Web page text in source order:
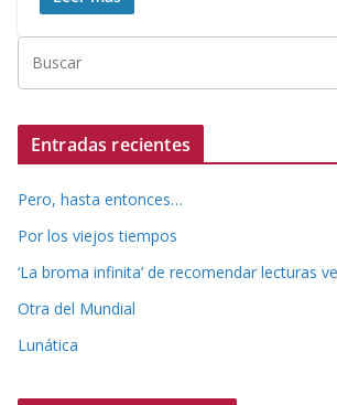
Entradas recientes
Pero, hasta entonces…
Por los viejos tiempos
‘La broma infinita’ de recomendar lecturas
Otra del Mundial
Lunática